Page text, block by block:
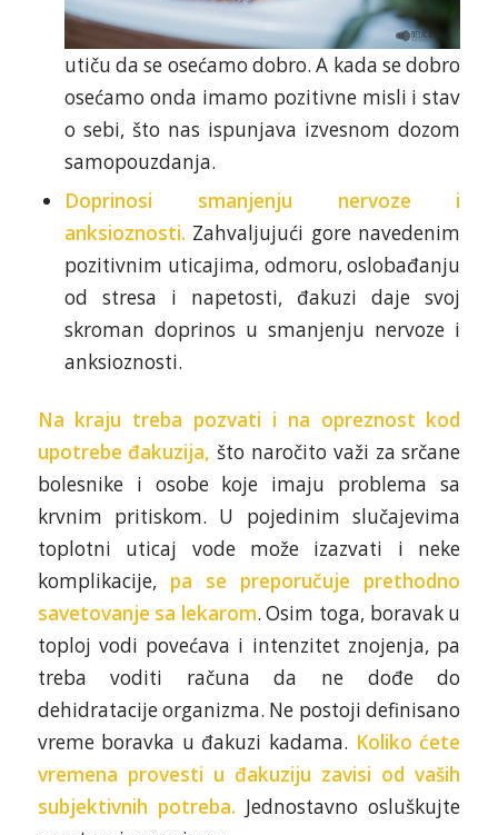
utiču da se osećamo dobro. A kada se dobro
osećamo onda imamo pozitivne misli i stav
o sebi, što nas ispunjava izvesnom dozom
samopouzdanja.
Doprinosi smanjenju nervoze i
anksioznosti. Zahvaljujući gore navedenim
pozitivnim uticajima, odmoru, oslobađanju
od stresa i napetosti, đakuzi daje svoj
skroman doprinos u smanjenju nervoze i
anksioznosti.
Na kraju treba pozvati i na opreznost kod
upotrebe đakuzija, što naročito važi za srčane
bolesnike i osobe koje imaju problema sa
krvnim pritiskom. U pojedinim slučajevima
toplotni uticaj vode može izazvati i neke
komplikacije, pa se preporučuje prethodno
savetovanje sa lekarom. Osim toga, boravak u
toploj vodi povećava i intenzitet znojenja, pa
treba voditi računa da ne dođe do
dehidratacije organizma. Ne postoji definisano
vreme boravka u đakuzi kadama. Koliko ćete
vremena provesti u đakuziju zavisi od vaših
subjektivnih potreba. Jednostavno osluškujte